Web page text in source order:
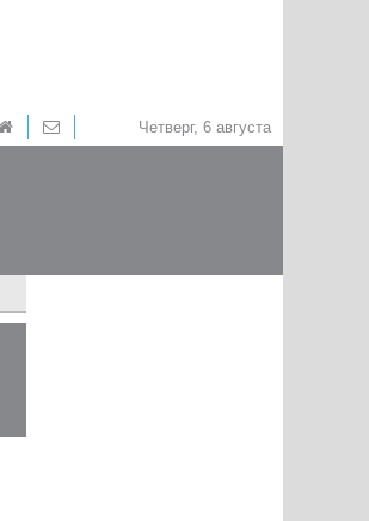
Четверг, 6 августа